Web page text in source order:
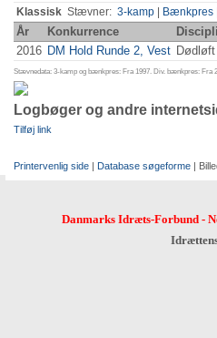
Klassisk Stævner: 3-kamp Bænkpres
År Konkurrence
2016 DM Hold Runde 2, Vest Dødløft
Stævnedata: 3-kamp og bænkpres: Fra 1997. Div. bænkpres: Fra
Logbøger og andre
Tilføj link
Printervenlig side | Database søgeforme |
Danmarks Idræts-Forbund-